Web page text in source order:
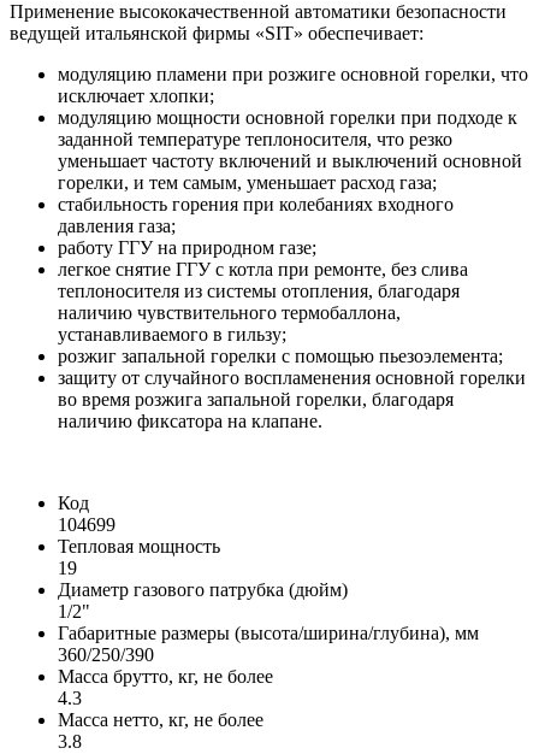
Применение высококачественной автоматики безопасности
ведущей итальянской фирмы «SIT» обеспечивает:
модуляцию пламени при розжиге основной горелки, что
исключает хлопки;
модуляцию мощности основной горелки при подходе к
заданной температуре теплоносителя, что резко
уменьшает частоту включений и выключений основной
горелки, и тем самым, уменьшает расход газа;
стабильность горения при колебаниях входного
давления газа;
работу ГГУ на природном газе;
легкое снятие ГГУ с котла при ремонте, без слива
теплоносителя из системы отопления, благодаря
наличию чувствительного термобаллона,
устанавливаемого в гильзу;
розжиг запальной горелки с помощью пьезоэлемента;
защиту от случайного воспламенения основной горелки
во время розжига запальной горелки, благодаря
наличию фиксатора на клапане.
Код
104699
Тепловая мощность
19
Диаметр газового патрубка (дюйм)
1/2"
Габаритные размеры (высота/ширина/глубина), мм
360/250/390
Масса брутто, кг, не более
4.3
Масса нетто, кг, не более
3.8